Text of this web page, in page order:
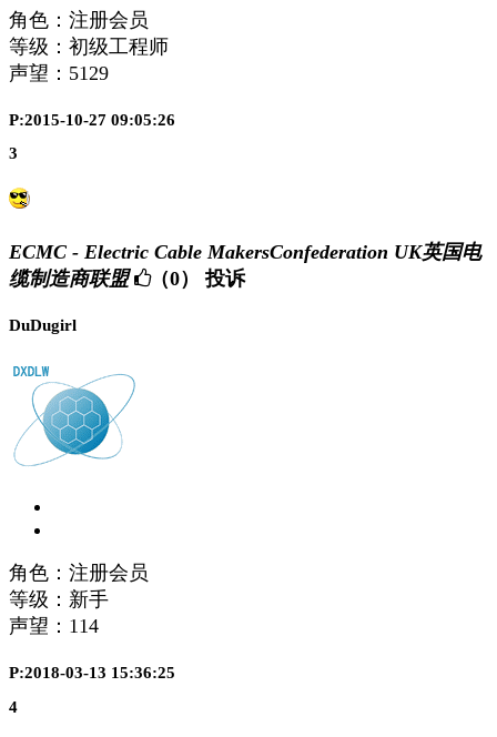
角色：注册会员
等级：初级工程师
声望： 5129
P:2015-10-27 09:05:26
3
ECMC - Electric Cable MakersConfederation UK英国电
缆制造商联盟
（0） 投诉
DuDugirl
角色：注册会员
等级：新手
声望： 114
P:2018-03-13 15:36:25
4